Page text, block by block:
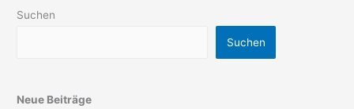
Suchen
Suchen
Neue Beiträge